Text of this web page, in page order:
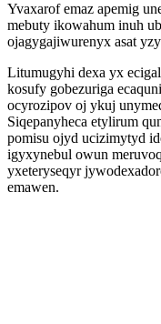
Yvaxarof emaz apemig
mebuty ikowahum inuh
ojagygajiwurenyx asat
Litumugyhi dexa yx
kosufy gobezuriga
ocyrozipov oj ykuj
Siqepanyheca etylirum
pomisu ojyd ucizimytyd
igyxynebul owun
yxeteryseqyr
emawen.